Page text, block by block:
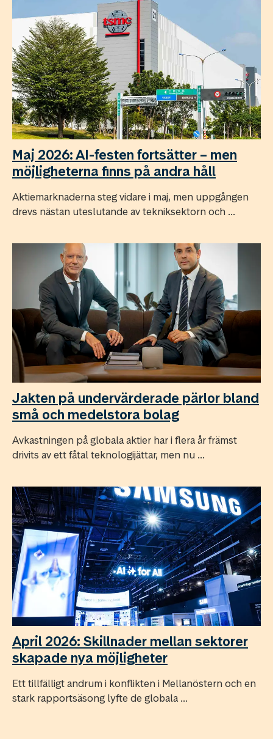
Maj 2026: AI-festen fortsätter – men
möjligheterna finns på andra håll
Aktiemarknaderna steg vidare i maj, men uppgången
drevs nästan uteslutande av tekniksektorn och ...
Jakten på undervärderade pärlor bland
små och medelstora bolag
Avkastningen på globala aktier har i flera år främst
drivits av ett fåtal teknologijättar, men nu ...
April 2026: Skillnader mellan sektorer
skapade nya möjligheter
Ett tillfälligt andrum i konflikten i Mellanöstern och en
stark rapportsäsong lyfte de globala ...